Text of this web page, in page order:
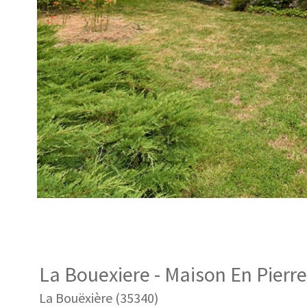
La Bouexiere - Maison En
La Bouëxière (35340)